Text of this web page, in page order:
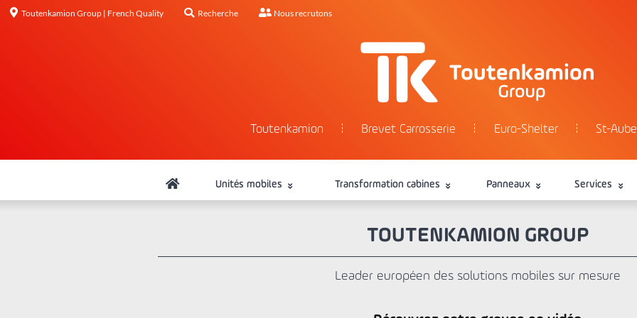
Toutenkamion Group | French Quality Recherche Nous recrutons
Toutenkamion Brevet Carrosserie Euro-Shelter St-
Unités mobiles Transformation cabines Panneaux Services
TOUTENKAMION GROUP
Leader européen des solutions mobiles sur mesure